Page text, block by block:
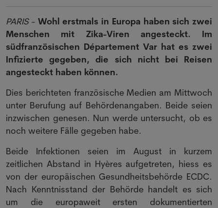
PARIS- Wohl erstmals in Europa haben sich zwei
Menschen mit Zika-Viren angesteckt. Im
südfranzösischen Département Var hat es zwei
Infizierte gegeben, die sich nicht bei Reisen
angesteckt haben können.
Dies berichteten französische Medien am Mittwoch
unter Berufung auf Behördenangaben. Beide seien
inzwischen genesen. Nun werde untersucht, ob es
noch weitere Fälle gegeben habe.
Beide Infektionen seien im August in kurzem
zeitlichen Abstand in Hyères aufgetreten, hiess es
von der europäischen Gesundheitsbehörde ECDC.
Nach Kenntnisstand der Behörde handelt es sich
um die europaweit ersten dokumentierten